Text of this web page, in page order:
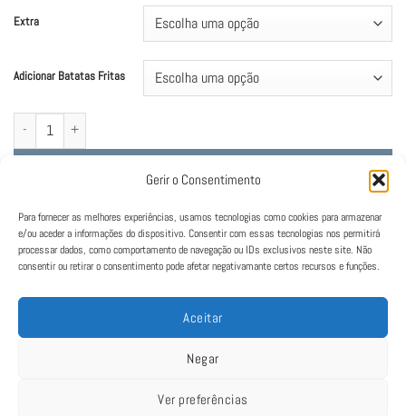
Gerir o Consentimento
Para fornecer as melhores experiências, usamos tecnologias como cookies para armazenar
e/ou aceder a informações do dispositivo. Consentir com essas tecnologias nos permitirá
processar dados, como comportamento de navegação ou IDs exclusivos neste site. Não
consentir ou retirar o consentimento pode afetar negativamante certos recursos e funções.
Aceitar
Negar
Ver preferências
Extra
Adicionar Batatas Fritas
Quantidade de Smash Burguer com Bacon
Política de Privacidade|Termos e Condições